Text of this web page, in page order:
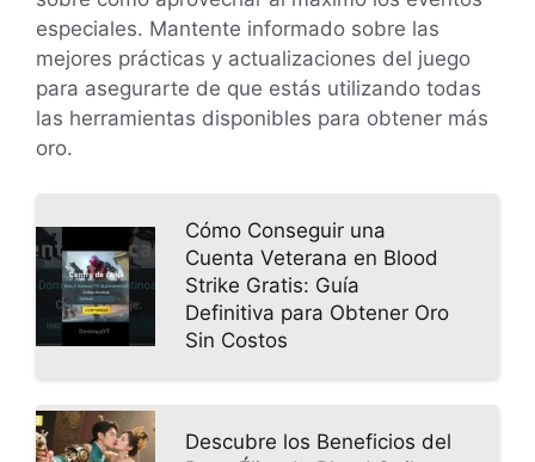
especiales. Mantente informado sobre las
mejores prácticas y actualizaciones del juego
para asegurarte de que estás utilizando todas
las herramientas disponibles para obtener más
oro.
Cómo Conseguir una
Cuenta Veterana en Blood
Strike Gratis: Guía
Definitiva para Obtener Oro
Sin Costos
Descubre los Beneficios del